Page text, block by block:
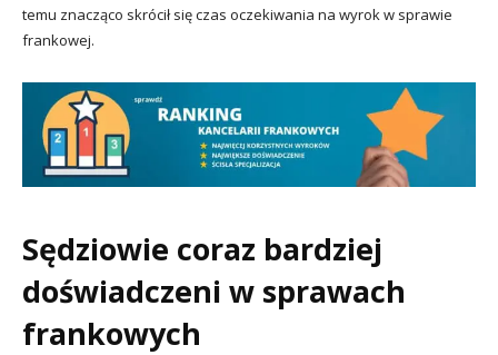
temu znacząco skrócił się czas oczekiwania na wyrok w sprawie
frankowej.
Sędziowie coraz bardziej
doświadczeni w sprawach
frankowych